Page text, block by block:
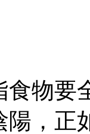
物要
陽，正